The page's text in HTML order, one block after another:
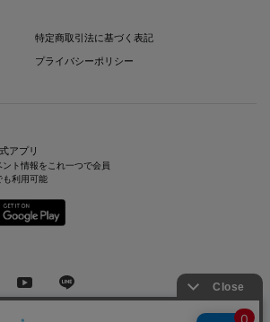
特定商取引法に基づく表記
プライバシーポリシー
アプリ
ト情報をこれ一つで会員
も利用可能